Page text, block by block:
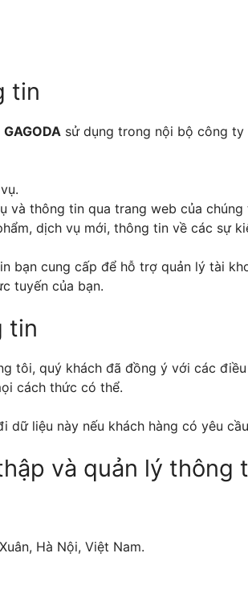
tin
GAGODA sử dụng trong nội bộ công
và thông tin qua trang web của
dịch vụ mới, thông tin về các sự
bạn cung cấp để hỗ trợ quản lý tài
tuyến của bạn.
tin
tôi, quý khách đã đồng ý với các
cách thức có thể.
dữ liệu này nếu khách hàng có yêu
và quản lý thông
Hà Nội, Việt Nam.